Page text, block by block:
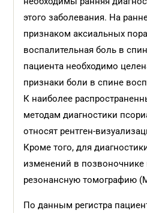
этого заболевания. На
признаком аксиальных
воспалительная боль в
пациента необходимо
признаки боли в спине
К наиболее
методам диагностики
относят рентген-
Кроме того, для
изменений в позвоночнике
резонансную томографию
По данным регистра